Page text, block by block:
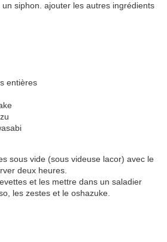
siphon. ajouter les autres ingrédients
entières
sous vide (sous videuse lacor) avec le
deux heures.
et les mettre dans un saladier
les zestes et le oshazuke.